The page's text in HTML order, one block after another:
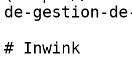
de-gestion-
# Inwink